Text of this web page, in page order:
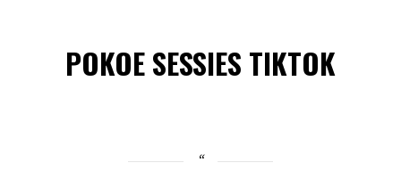
POKOE SESSIES TIKTOK